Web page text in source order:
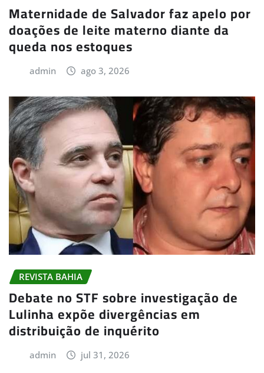
Maternidade de Salvador faz apelo por
doações de leite materno diante da
queda nos estoques
admin ago 3, 2026
REVISTA BAHIA
Debate no STF sobre investigação de
Lulinha expõe divergências em
distribuição de inquérito
admin jul 31, 2026